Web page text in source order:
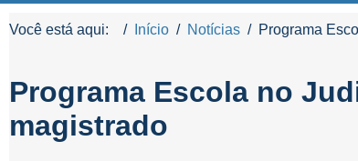
Você está aqui: Início Notícias Programa
Programa Escola no
magistrado